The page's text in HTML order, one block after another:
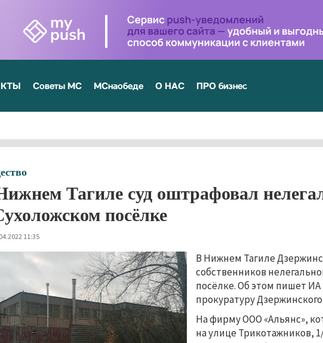
Советы МС МСнаобеде О НАС ПРО бизнес
Тагиле суд оштрафовал
посёлке
11:35
В Нижнем Тагиле
собственников
посёлке. Об этом пишет ИА
прокуратуру
На фирму ООО «Альянс»,
на улице Трикотажников,